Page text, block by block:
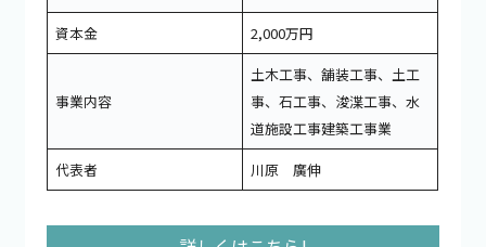
資本金
2,000万円
事業内容
土木工事、舗装工事、土工
事、石工事、浚渫工事、水
道施設工事建築工事業
代表者
川原 廣伸